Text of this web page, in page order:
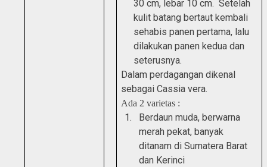
30 cm, lebar 10 cm. Setelah
kulit batang bertaut kembali
sehabis panen pertama, lalu
dilakukan panen kedua dan
seterusnya.
Dalam perdagangan dikenal
sebagai Cassia vera.
Ada 2 varietas :
1.
Berdaun muda, berwarna
merah pekat, banyak
ditanam di Sumatera Barat
dan Kerinci